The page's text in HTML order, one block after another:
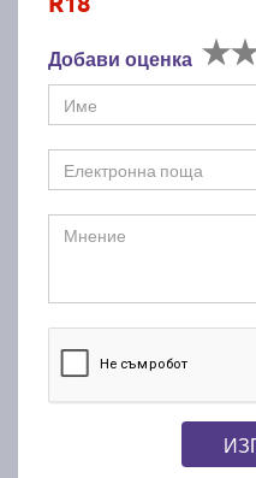
Добави оценка